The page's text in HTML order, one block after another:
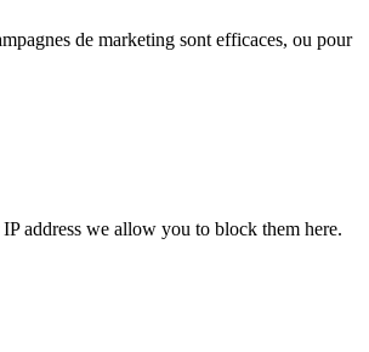
de marketing sont efficaces, ou pour
address we allow you to block them here.